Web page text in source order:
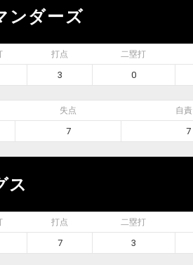
ンダーズ
打点 二塁打
3 0
失点 自
7 7
ス
打点 二塁打
7 3